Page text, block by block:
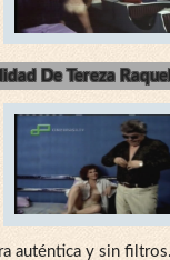
De Tereza
auténtica y sin